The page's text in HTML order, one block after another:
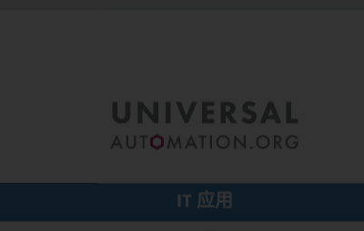
IT 应用